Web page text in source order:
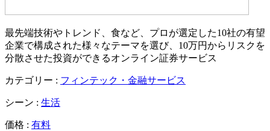
最先端技術やトレンド、食など、プロが選定した10社の有望
企業で構成された様々なテーマを選び、10万円からリスクを
分散させた投資ができるオンライン証券サービス
カテゴリー : フィンテック・金融サービス
シーン : 生活
価格 : 有料